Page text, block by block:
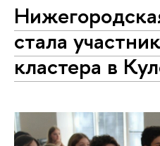
стала
кластера в